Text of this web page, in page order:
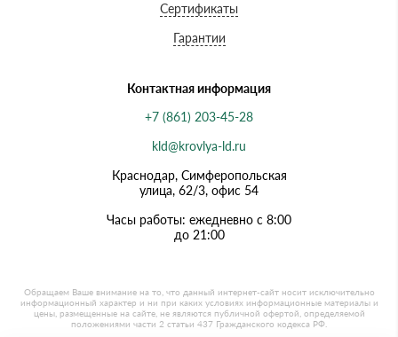
Сертификаты
Гарантии
Контактная информация
+7 (861) 203-45-28
kld@krovlya-ld.ru
Краснодар, Симферопольская
улица, 62/3, офис 54
Часы работы: ежедневно с 8:00
до 21:00